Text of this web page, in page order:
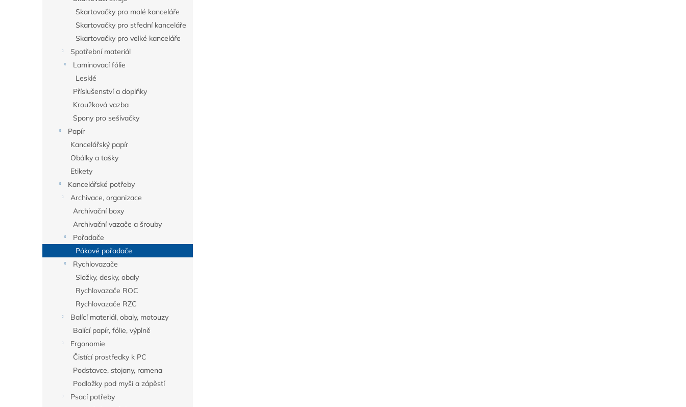
Skartovačky pro malé kanceláře
Skartovačky pro střední kanceláře
Skartovačky pro velké kanceláře
Spotřební materiál
Laminovací fólie
Lesklé
Příslušenství a doplňky
Kroužková vazba
Spony pro sešívačky
Papír
Kancelářský papír
Obálky a tašky
Etikety
Kancelářské potřeby
Archivace, organizace
Archivační boxy
Archivační vazače a šrouby
Pořadače
Pákové pořadače
Rychlovazače
Složky, desky, obaly
Rychlovazače ROC
Rychlovazače RZC
Balící materiál, obaly, motouzy
Balící papír, fólie, výplně
Ergonomie
Čistící prostředky k PC
Podstavce, stojany, ramena
Podložky pod myši a zápěstí
Psací potřeby